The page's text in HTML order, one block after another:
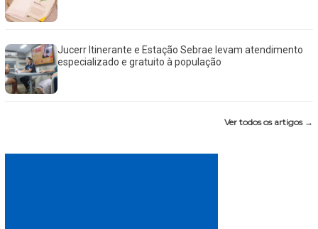
Jucerr Itinerante e Estação Sebrae levam atendimento
especializado e gratuito à população
Ver todos os artigos →